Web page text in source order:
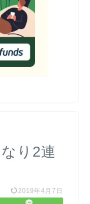
り2連
2019年4月7日